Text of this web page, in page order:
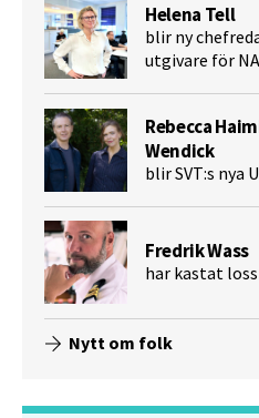
Helena Tell
blir ny
utgivare för
Rebecca
Wendick
blir SVT:s nya
Fredrik Wass
har kastat
Nytt om folk